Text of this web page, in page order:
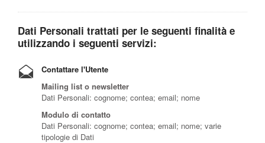
Dati Personali trattati per le seguenti finalità e
utilizzando i seguenti servizi:
Contattare l'Utente
Mailing list o newsletter
Dati Personali: cognome; contea; email; nome
Modulo di contatto
Dati Personali: cognome; contea; email; nome; varie
tipologie di Dati